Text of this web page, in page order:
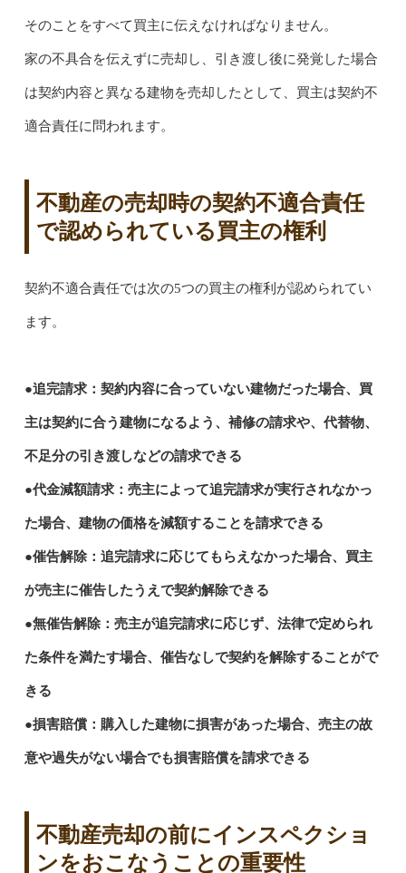
そのことをすべて買主に伝えなければなりません。
家の不具合を伝えずに売却し、引き渡し後に発覚した場合
は契約内容と異なる建物を売却したとして、買主は契約不
適合責任に問われます。
不動産の売却時の契約不適合責任
で認められている買主の権利
契約不適合責任では次の5つの買主の権利が認められてい
ます。
●追完請求：契約内容に合っていない建物だった場合、買
主は契約に合う建物になるよう、補修の請求や、代替物、
不足分の引き渡しなどの請求できる
●代金減額請求：売主によって追完請求が実行されなかっ
た場合、建物の価格を減額することを請求できる
●催告解除：追完請求に応じてもらえなかった場合、買主
が売主に催告したうえで契約解除できる
●無催告解除：売主が追完請求に応じず、法律で定められ
た条件を満たす場合、催告なしで契約を解除することがで
きる
●損害賠償：購入した建物に損害があった場合、売主の故
意や過失がない場合でも損害賠償を請求できる
不動産売却の前にインスペクショ
ンをおこなうことの重要性